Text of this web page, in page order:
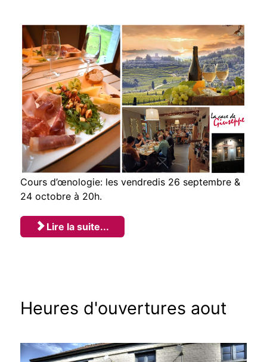
Cours d’œnologie: les vendredis 26 septembre &
24 octobre à 20h.
Lire la suite...
Heures d'ouvertures aout